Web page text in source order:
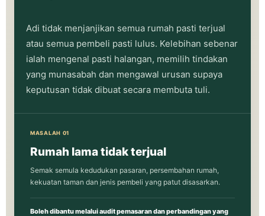
Adi tidak menjanjikan semua rumah pasti terjual
atau semua pembeli pasti lulus. Kelebihan sebenar
ialah mengenal pasti halangan, memilih tindakan
yang munasabah dan mengawal urusan supaya
keputusan tidak dibuat secara membuta tuli.
MASALAH 01
Rumah lama tidak terjual
Semak semula kedudukan pasaran, persembahan rumah,
kekuatan taman dan jenis pembeli yang patut disasarkan.
Boleh dibantu melalui audit pemasaran dan perbandingan yang